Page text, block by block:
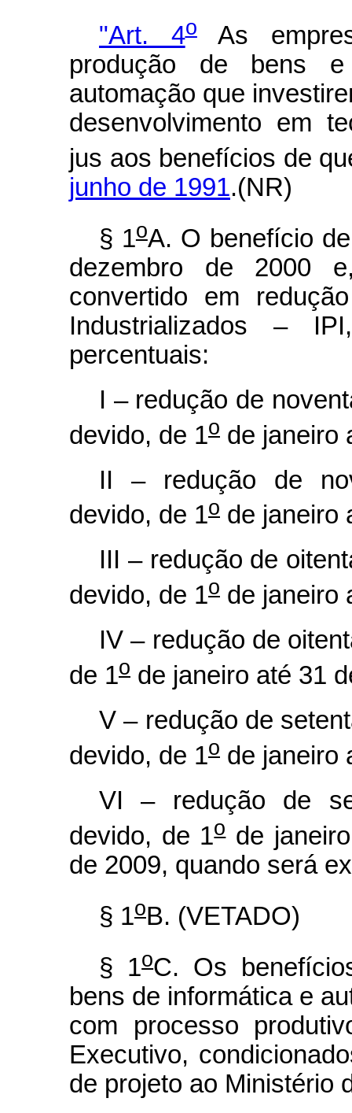
"Art. 4oAs
produção de bens
automação que
desenvolvimento em
jus aos benefícios de
junho de 1991.(NR)
§ 1oA. O benefício
dezembro de 2000
convertido em
Industrializados –
percentuais:
I – redução de
devido, de 1o de janeiro
II – redução de
devido, de 1o de janeiro
III – redução de
devido, de 1o de janeiro
IV – redução de
de 1o de janeiro até 31
V – redução de
devido, de 1o de janeiro
VI – redução de
devido, de 1ode
de 2009, quando será
§ 1oB. (VETADO)
§ 1oC. Os
bens de informática e
com processo
Executivo,
de projeto ao Ministério